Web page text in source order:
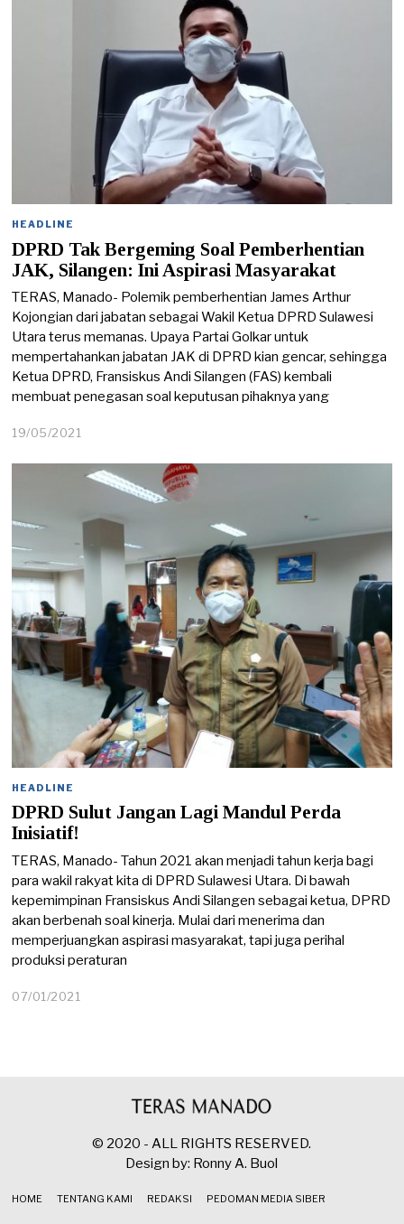
HEADLINE
DPRD Tak Bergeming Soal Pemberhentian
JAK, Silangen: Ini Aspirasi Masyarakat
TERAS, Manado- Polemik pemberhentian James Arthur
Kojongian dari jabatan sebagai Wakil Ketua DPRD Sulawesi
Utara terus memanas. Upaya Partai Golkar untuk
mempertahankan jabatan JAK di DPRD kian gencar, sehingga
Ketua DPRD, Fransiskus Andi Silangen (FAS) kembali
membuat penegasan soal keputusan pihaknya yang
19/05/2021
HEADLINE
DPRD Sulut Jangan Lagi Mandul Perda
Inisiatif!
TERAS, Manado- Tahun 2021 akan menjadi tahun kerja bagi
para wakil rakyat kita di DPRD Sulawesi Utara. Di bawah
kepemimpinan Fransiskus Andi Silangen sebagai ketua, DPRD
akan berbenah soal kinerja. Mulai dari menerima dan
memperjuangkan aspirasi masyarakat, tapi juga perihal
produksi peraturan
07/01/2021
© 2020 - ALL RIGHTS RESERVED.
Design by: Ronny A. Buol
HOME TENTANG KAMI REDAKSI PEDOMAN MEDIA SIBER